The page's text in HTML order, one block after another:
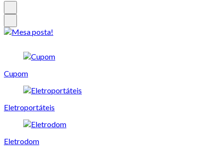
Cupom
Eletroportáteis
Eletrodom